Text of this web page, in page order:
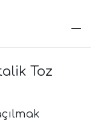
Toz